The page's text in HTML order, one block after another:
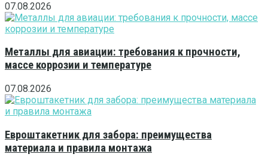
07.08.2026
Металлы для авиации: требования к прочности,
массе коррозии и температуре
07.08.2026
Евроштакетник для забора: преимущества
материала и правила монтажа